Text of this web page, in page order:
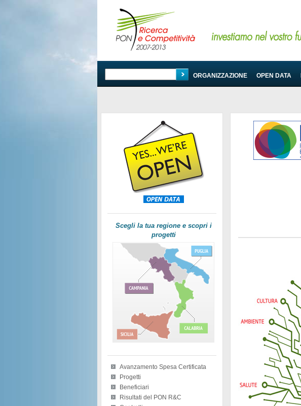
PROGRAMMA ORGANIZZAZIONE OPEN DATA
Scegli la tua regione e scopri i
progetti
Avanzamento Spesa Certificata
Progetti
Beneficiari
Risultati del PON R&C